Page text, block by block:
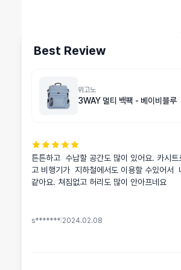
Best Review
위고노
3WAY 멀티 백팩 - 베이비블루
튼튼하고  수납할 공간도 많이 있어요. 카시트
고 비행기가  지하철에서도 이용할 수있어서
같아요. 쳐짐없고 허리도 많이 안아프네요
s******* 2024.02.08